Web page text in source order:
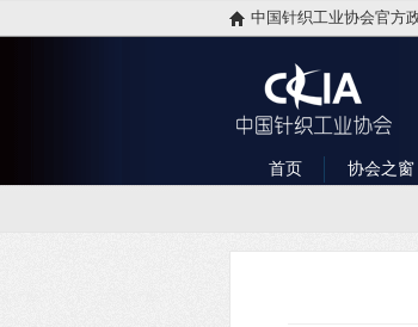
中国针织工业协会官方
首页 协会之窗